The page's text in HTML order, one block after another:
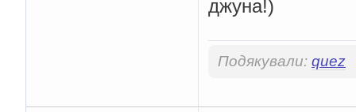
джуна!)
Подякували: quez